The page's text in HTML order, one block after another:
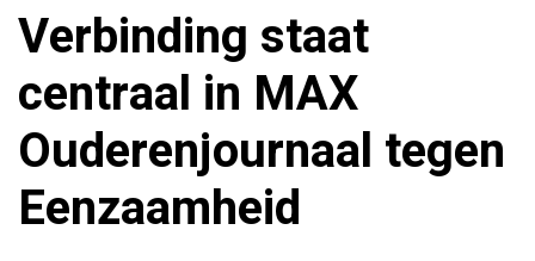
Verbinding staat
centraal in MAX
Ouderenjournaal tegen
Eenzaamheid